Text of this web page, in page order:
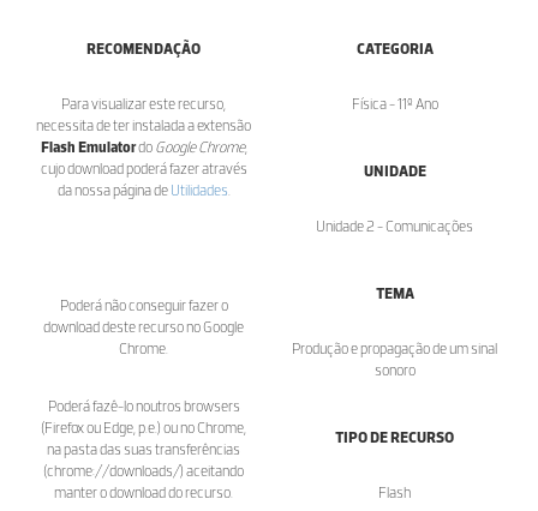
RECOMENDAÇÃO
Para visualizar este recurso,
necessita de ter instalada a extensão
Flash Emulatordo Google Chrome,
cujo download poderá fazer através
da nossa página de Utilidades
Poderá não conseguir fazer o
download deste recurso no Google
Chrome.
Poderá fazê-lo noutros browsers
(Firefox ou Edge, p.e.) ou no Chrome,
na pasta das suas transferências
(chrome://downloads/) aceitando
manter o download do recurso.
CATEGORIA
Física - 11º Ano
UNIDADE
Unidade 2 - Comunicações
TEMA
Produção e propagação de um sinal
sonoro
TIPO DE RECURSO
Flash